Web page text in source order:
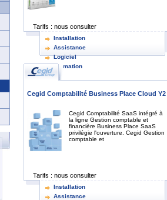
Tarifs : nous consulter
Installation
Assistance
Logiciel
Formation
Cegid Comptabilité Business Place Cloud Y2
Cegid Comptabilité SaaS intégré à
la ligne Gestion comptable et
financière Business Place SaaS
privilégie l'ouverture. Cegid Gestion
comptable et
Tarifs : nous consulter
Installation
Assistance